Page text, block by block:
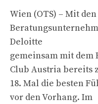
Wien (OTS) – Mit
Deloitte
gemeinsam mit dem
Club Austria bereits
18. Mal die besten
vor den Vorhang. Im